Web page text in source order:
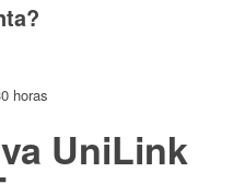
horas
UniLink